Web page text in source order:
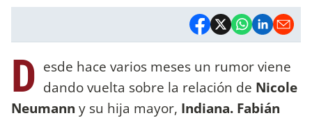
D esde hace varios meses un rumor viene
dando vuelta sobre la relación de Nicole
Neumann y su hija mayor, Indiana. Fabián